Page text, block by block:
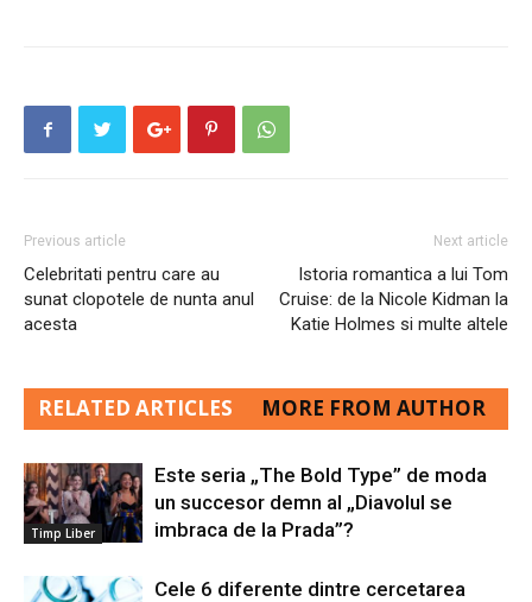
Previous article
Celebritati pentru care au
sunat clopotele de nunta anul
acesta
Next article
Istoria romantica a lui Tom
Cruise: de la Nicole Kidman la
Katie Holmes si multe altele
RELATED ARTICLES MORE FROM AUTHOR
Timp Liber
Este seria „The Bold Type” de moda
un succesor demn al „Diavolul se
imbraca de la Prada”?
Cele 6 diferente dintre cercetarea